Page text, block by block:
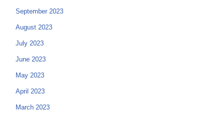
September 2023
August 2023
July 2023
June 2023
May 2023
April 2023
March 2023